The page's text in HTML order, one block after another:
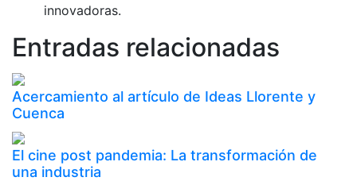
innovadoras.
Entradas relacionadas
Acercamiento al artículo de Ideas Llorente y
Cuenca
El cine post pandemia: La transformación de
una industria